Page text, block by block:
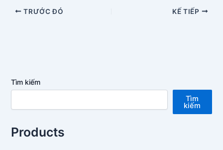
TRƯỚC ĐÓ KẾ TIẾP
Tìm kiếm
Tìm
kiếm
Products